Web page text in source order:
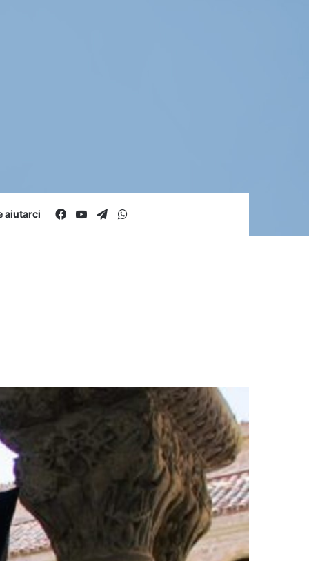
aiutarci Facebook
You TubeTelegram